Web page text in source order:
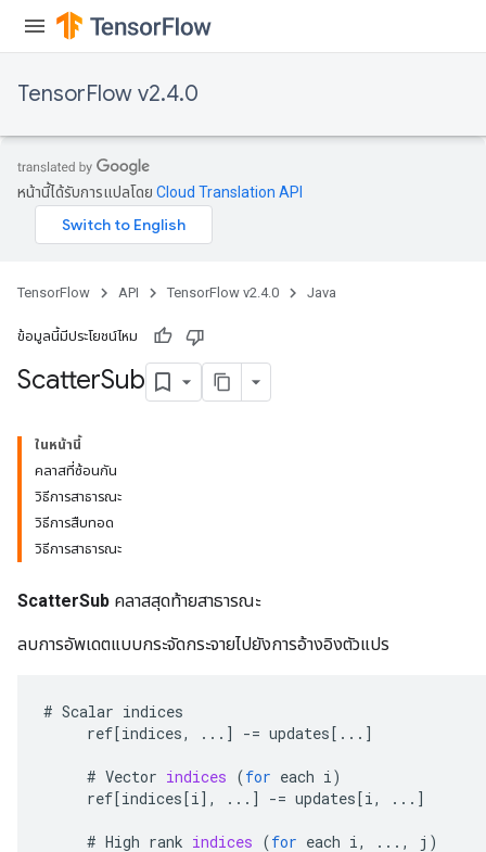
TensorFlow v2.4.0
หน้านี้ได้รับการแปลโดย Cloud Translation API
TensorFlow API TensorFlow v2.4.0 Java
ข้อมูลนี้มีประโยชน์ไหม
ScatterSub
ในหน้านี้
คลาสที่ซ้อนกัน
วิธีการสาธารณะ
วิธีการสืบทอด
วิธีการสาธารณะ
ScatterSub คลาสสุดท้ายสาธารณะ
ลบการอัพเดตแบบกระจัดกระจายไปยังการอ้างอิงตัวแปร
# Scalar indices
ref[indices, ... ] -= updates[ ... ]
# Vector indices (for each i)
ref[indices[i] , ... ] -= updates[i, ... ]
# High rank indices (for each i, ..., j )